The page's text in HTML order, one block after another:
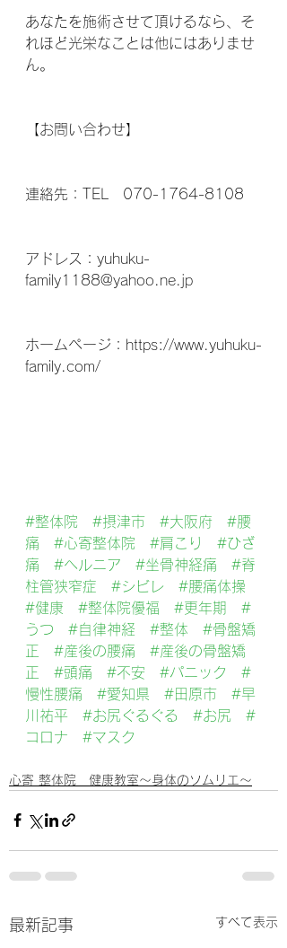
あなたを施術させて頂けるなら、そ
れほど光栄なことは他にはありませ
ん。
【お問い合わせ】
連絡先：TEL　070-1764-8108
アドレス：yuhuku-
family1188@yahoo.ne.jp
ホームページ：https://www.yuhuku-
family.com/
#整体院 #摂津市 #大阪府
#腰
痛
#心寄整体院 #肩こり
#ひざ
痛
#ヘルニア #坐骨神経痛
#脊
柱管狭窄症
#シビレ
#腰痛体操
#健康
#整体院優福 #更年期
#
うつ
#自律神経 #整体
#骨盤矯
正
#産後の腰痛
#産後の骨盤矯
正
#頭痛 #不安 #パニック
#
慢性腰痛
#愛知県 #田原市
#早
川祐平
#お尻ぐるぐる #お尻
#
コロナ
#マスク
心寄 整体院 健康教室～身体のソムリエ～
最新記事 すべて表示